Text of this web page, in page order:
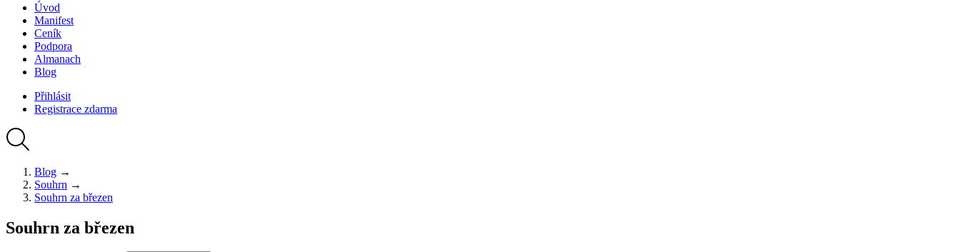
Úvod
Manifest
Ceník
Podpora
Almanach
Blog
Přihlásit
Registrace zdarma
Blog →
Souhrn →
Souhrn za březen
Souhrn za březen